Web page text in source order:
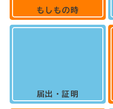
もしもの時
届出・証明